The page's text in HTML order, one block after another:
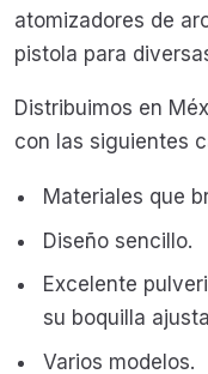
atomizadores de
pistola para
Distribuimos en
con las siguientes
Materiales que
Diseño sencillo.
Excelente
su boquilla
Varios modelos.